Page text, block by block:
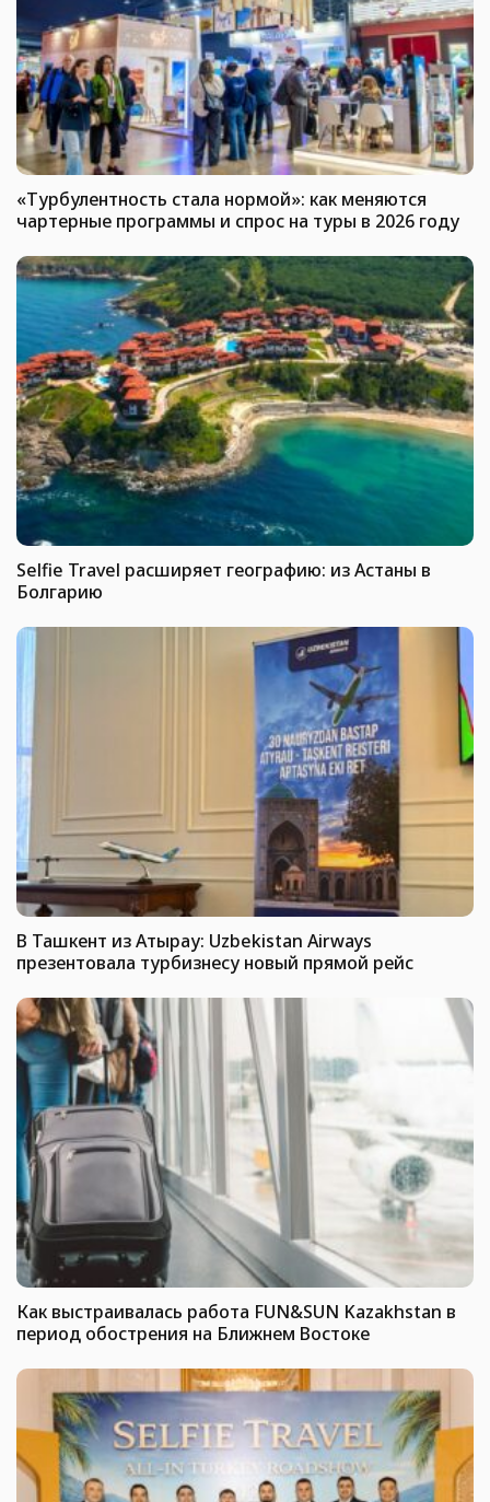
«Турбулентность стала нормой»: как меняются
чартерные программы и спрос на туры в 2026 году
Selfie Travel расширяет географию: из Астаны в
Болгарию
В Ташкент из Атырау: Uzbekistan Airways
презентовала турбизнесу новый прямой рейс
Как выстраивалась работа FUN&SUN Kazakhstan в
период обострения на Ближнем Востоке